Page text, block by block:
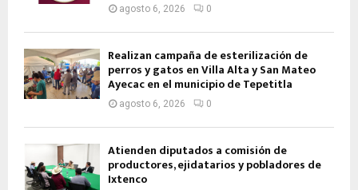
agosto 6, 2026 0
Realizan campaña de esterilización de
perros y gatos en Villa Alta y San Mateo
Ayecac en el municipio de Tepetitla
agosto 6, 2026 0
Atienden diputados a comisión de
productores, ejidatarios y pobladores de
Ixtenco